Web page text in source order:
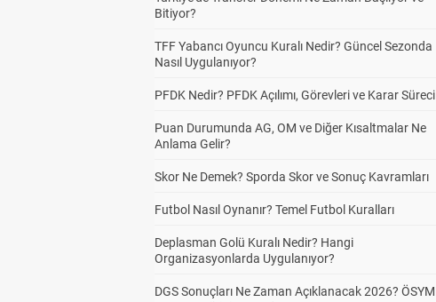
Bitiyor?
TFF Yabancı Oyuncu Kuralı Nedir? Güncel Sezonda
Nasıl Uygulanıyor?
PFDK Nedir? PFDK Açılımı, Görevleri ve Karar Süreci
Puan Durumunda AG, OM ve Diğer Kısaltmalar Ne
Anlama Gelir?
Skor Ne Demek? Sporda Skor ve Sonuç Kavramları
Futbol Nasıl Oynanır? Temel Futbol Kuralları
Deplasman Golü Kuralı Nedir? Hangi
Organizasyonlarda Uygulanıyor?
DGS Sonuçları Ne Zaman Açıklanacak 2026? ÖSYM